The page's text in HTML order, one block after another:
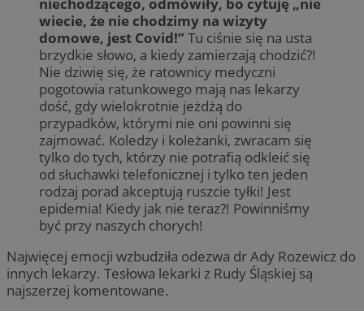
wiecie, że nie chodzimy na wizyty
domowe, jest Covid!” Tu ciśnie się na usta
brzydkie słowo, a kiedy zamierzają chodzić?!
Nie dziwię się, że ratownicy medyczni
pogotowia ratunkowego mają nas lekarzy
dość, gdy wielokrotnie jeżdżą do
przypadków, którymi nie oni powinni się
zajmować. Koledzy i koleżanki, zwracam się
tylko do tych, którzy nie potrafią odkleić się
od słuchawki telefonicznej i tylko ten jeden
rodzaj porad akceptują ruszcie tyłki! Jest
epidemia! Kiedy jak nie teraz?! Powinniśmy
być przy naszych chorych!
Najwięcej emocji wzbudziła odezwa dr Ady Rozewicz do
innych lekarzy. Tesłowa lekarki z Rudy Śląskiej są
najszerzej komentowane.